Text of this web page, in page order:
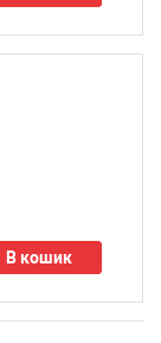
В кошик